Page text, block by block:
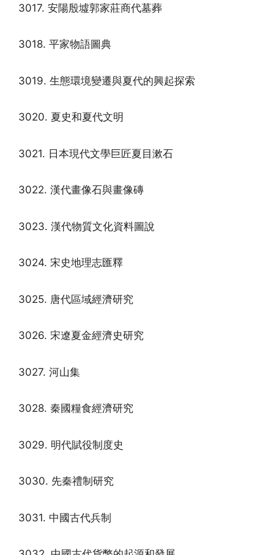
3017. 安陽殷墟郭家莊商代墓葬
3018. 平家物語圖典
3019. 生態環境變遷與夏代的興起探索
3020. 夏史和夏代文明
3021. 日本現代文學巨匠夏目漱石
3022. 漢代畫像石與畫像磚
3023. 漢代物質文化資料圖說
3024. 宋史地理志匯釋
3025. 唐代區域經濟研究
3026. 宋遼夏金經濟史研究
3027. 河山集
3028. 秦國糧食經濟研究
3029. 明代賦役制度史
3030. 先秦禮制研究
3031. 中國古代兵制